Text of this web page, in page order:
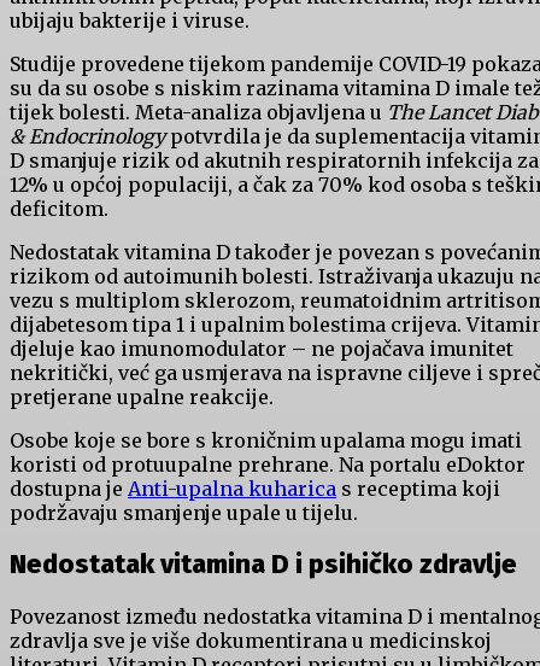
ubijaju bakterije i viruse.
Studije provedene tijekom pandemije COVID-19
su da su osobe s niskim razinama vitamina D imale
tijek bolesti. Meta-analiza objavljena u The Lancet
& Endocrinologypotvrdila je da suplementacija
D smanjuje rizik od akutnih respiratornih infekcija za
12% u općoj populaciji, a čak za 70% kod osoba s
deficitom.
Nedostatak vitamina D također je povezan s
rizikom od autoimunih bolesti. Istraživanja ukazuju
vezu s multiplom sklerozom, reumatoidnim
dijabetesom tipa 1 i upalnim bolestima crijeva.
djeluje kao imunomodulator – ne pojačava imunitet
nekritički, već ga usmjerava na ispravne ciljeve i
pretjerane upalne reakcije.
Osobe koje se bore s kroničnim upalama mogu imati
koristi od protuupalne prehrane. Na portalu eDoktor
dostupna je Anti-upalna kuharica s receptima koji
podržavaju smanjenje upale u tijelu.
Nedostatak vitamina D i psihičko zdravlje
Povezanost između nedostatka vitamina D i
zdravlja sve je više dokumentirana u medicinskoj